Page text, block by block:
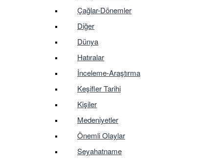
Çağlar-Dönemler
Diğer
Dünya
Hatıralar
İnceleme-Araştırma
Keşifler Tarihi
Kişiler
Medeniyetler
Önemli Olaylar
Seyahatname